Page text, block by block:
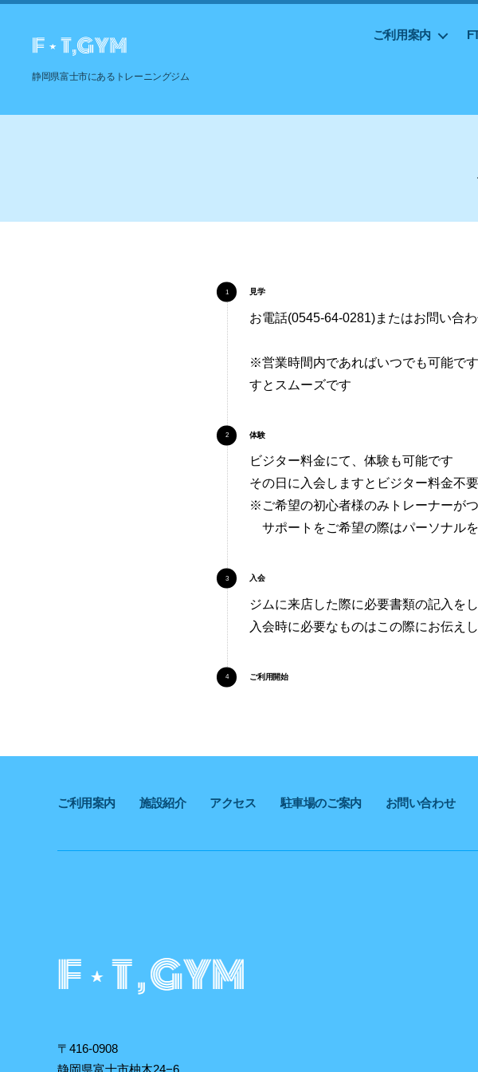
静岡県富士市にあるトレーニングジム
ご利用案内
見学
お電話(0545-64-0281)またはお問い合
※営業時間内であればいつでも可能で
すとスムーズです
体験
ビジター料金にて、体験も可能です
その日に入会しますとビジター料金不
※ご希望の初心者様のみトレーナーが
サポートをご希望の際はパーソナル
入会
ジムに来店した際に必要書類の記入を
入会時に必要なものはこの際にお伝え
ご利用開始
ご利用案内 施設紹介 アクセス 駐車場のご案内 お問い合わせ
〒416-0908
静岡県富士市柚木24−6